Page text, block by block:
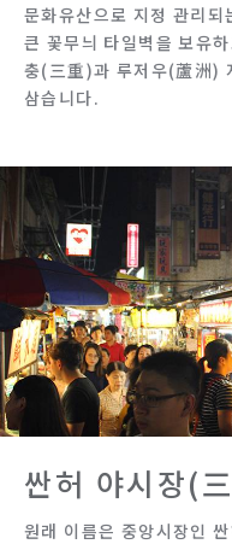
문화유산으로 지정 관리
큰 꽃무늬 타일벽을 보유
충(三重)과 루저우(蘆洲)
삼습니다.
싼허 야시장(
원래 이름은 중앙시장인